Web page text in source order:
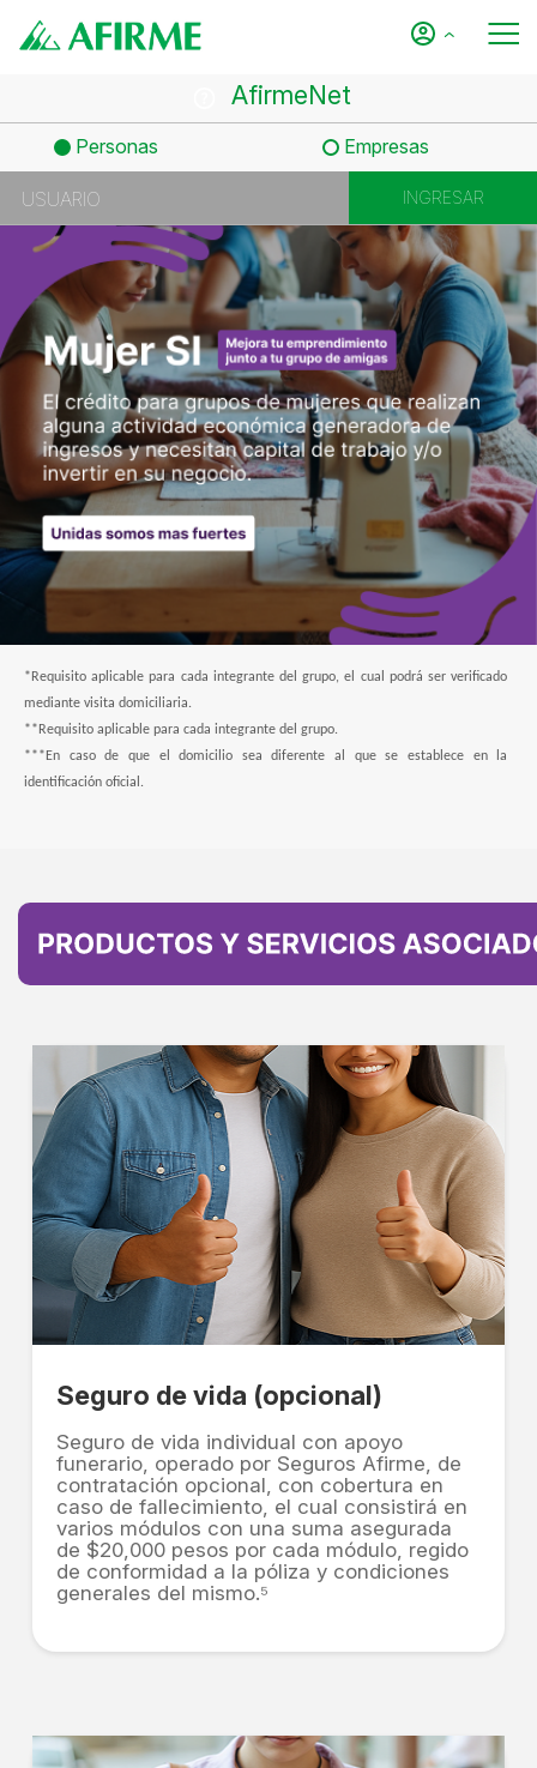
AfirmeNet
Personas Empresas
*Requisito aplicable para cada integrante del grupo, el cual podrá ser verificado
mediante visita domiciliaria.
**Requisito aplicable para cada integrante del grupo.
***En caso de que el domicilio sea diferente al que se establece en la
identificación oficial.
Seguro de vida (opcional)
Seguro de vida individual con apoyo
funerario, operado por Seguros Afirme, de
contratación opcional, con cobertura en
caso de fallecimiento, el cual consistirá en
varios módulos con una suma asegurada
de $20,000 pesos por cada módulo, regido
de conformidad a la póliza y condiciones
generales del mismo.⁵